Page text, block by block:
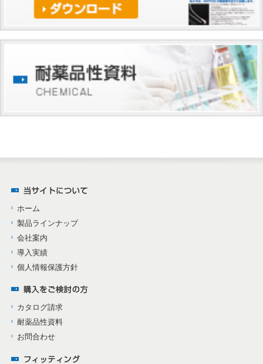
ホーム
製品ラインナップ
会社案内
導入実績
個人情報保護方針
カタログ請求
耐薬品性資料
お問合わせ